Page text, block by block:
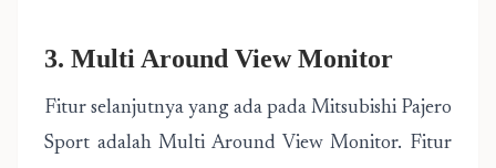
3. Multi Around View Monitor
Fitur selanjutnya yang ada pada Mitsubishi Pajero
Sport adalah Multi Around View Monitor. Fitur